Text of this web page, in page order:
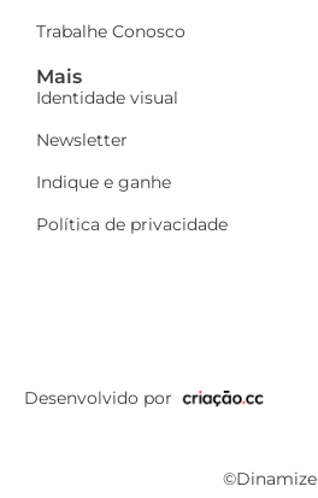
Trabalhe Conosco
Mais
Identidade visual
Newsletter
Indique e ganhe
Política de privacidade
Desenvolvido por
©Dinamize